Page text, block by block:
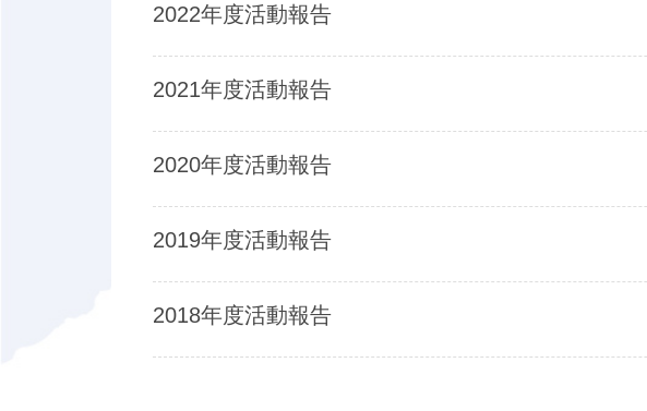
2022年度活動報告
2021年度活動報告
2020年度活動報告
2019年度活動報告
2018年度活動報告